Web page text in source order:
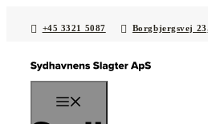
+45 3321 5087 Borgbjergsvej